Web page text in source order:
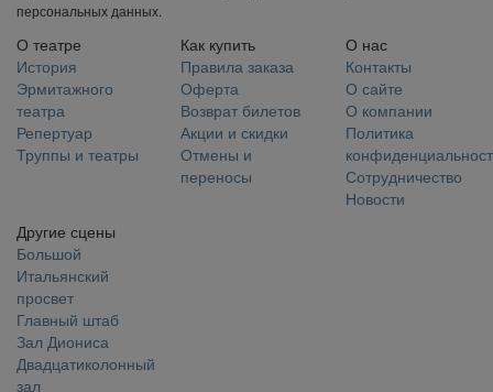
персональных данных.
О театре
История
Эрмитажного
театра
Репертуар
Труппы и театры
Как купить
Правила заказа
Оферта
Возврат билетов
Акции и скидки
Отмены и
переносы
О нас
Контакты
О сайте
О компании
Политика
Сотрудничество
Новости
Другие сцены
Большой
Итальянский
просвет
Главный штаб
Зал Диониса
Двадцатиколонный
зал